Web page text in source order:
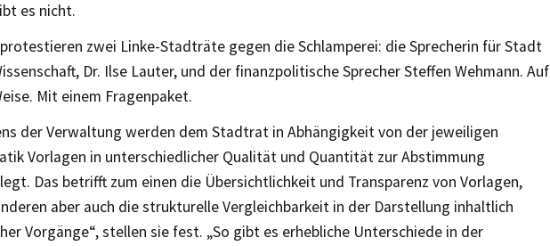
es nicht.
zwei Linke-Stadträte gegen die Schlamperei: die Sprecherin für Stadt
Dr. Ilse Lauter, und der finanzpolitische Sprecher Steffen Wehmann. Auf
Mit einem Fragenpaket.
der Verwaltung werden dem Stadtrat in Abhängigkeit von der jeweiligen
Vorlagen in unterschiedlicher Qualität und Quantität zur Abstimmung
Das betrifft zum einen die Übersichtlichkeit und Transparenz von Vorlagen,
aber auch die strukturelle Vergleichbarkeit in der Darstellung inhaltlich
Vorgänge“, stellen sie fest. „So gibt es erhebliche Unterschiede in der